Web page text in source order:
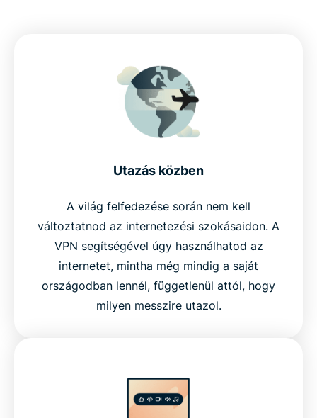
Utazás közben
A világ felfedezése során nem kell
változtatnod az internetezési szokásaidon. A
VPN segítségével úgy használhatod az
internetet, mintha még mindig a saját
országodban lennél, függetlenül attól, hogy
milyen messzire utazol.